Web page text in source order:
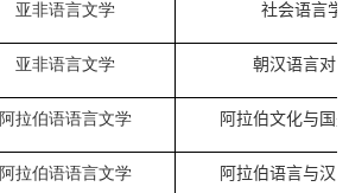
亚非语言文学 社会语言学
亚非语言文学 朝汉语言对
阿拉伯语语言文学 阿拉伯文化与国
阿拉伯语语言文学 阿拉伯语言与汉